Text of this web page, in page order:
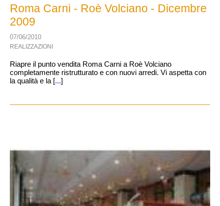
Roma Carni - Roè Volciano - Dicembre
2009
07/06/2010
REALIZZAZIONI
Riapre il punto vendita Roma Carni a Roè Volciano
completamente ristrutturato e con nuovi arredi. Vi aspetta con
la qualità e la [...]